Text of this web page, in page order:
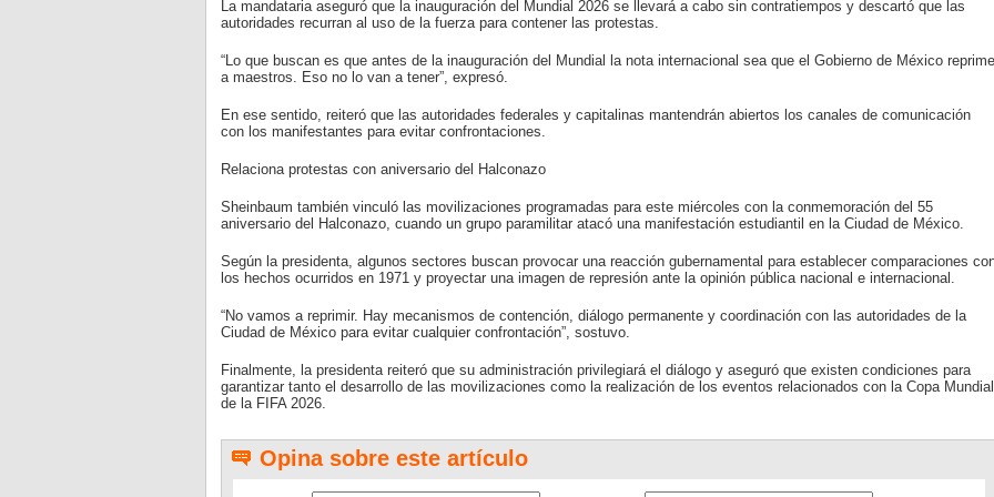
La mandataria aseguró que la inauguración del Mundial 2026 se llevará a cabo sin contratiempos y descartó que las
autoridades recurran al uso de la fuerza para contener las protestas.
“Lo que buscan es que antes de la inauguración del Mundial la nota internacional sea que el Gobierno de México reprime
a maestros. Eso no lo van a tener”, expresó.
En ese sentido, reiteró que las autoridades federales y capitalinas mantendrán abiertos los canales de comunicación
con los manifestantes para evitar confrontaciones.
Relaciona protestas con aniversario del Halconazo
Sheinbaum también vinculó las movilizaciones programadas para este miércoles con la conmemoración del 55
aniversario del Halconazo, cuando un grupo paramilitar atacó una manifestación estudiantil en la Ciudad de México.
Según la presidenta, algunos sectores buscan provocar una reacción gubernamental para establecer comparaciones
los hechos ocurridos en 1971 y proyectar una imagen de represión ante la opinión pública nacional e internacional.
“No vamos a reprimir. Hay mecanismos de contención, diálogo permanente y coordinación con las autoridades de la
Ciudad de México para evitar cualquier confrontación”, sostuvo.
Finalmente, la presidenta reiteró que su administración privilegiará el diálogo y aseguró que existen condiciones para
garantizar tanto el desarrollo de las movilizaciones como la realización de los eventos relacionados con la Copa Mundial
de la FIFA 2026.
Opina sobre este artículo